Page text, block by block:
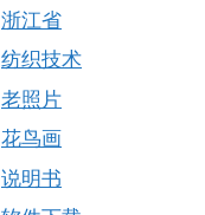
浙江省
纺织技术
老照片
花鸟画
说明书